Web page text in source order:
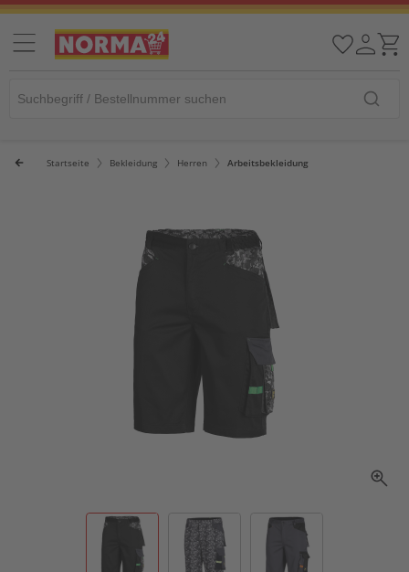
Startseite Bekleidung Herren Arbeitsbekleidung